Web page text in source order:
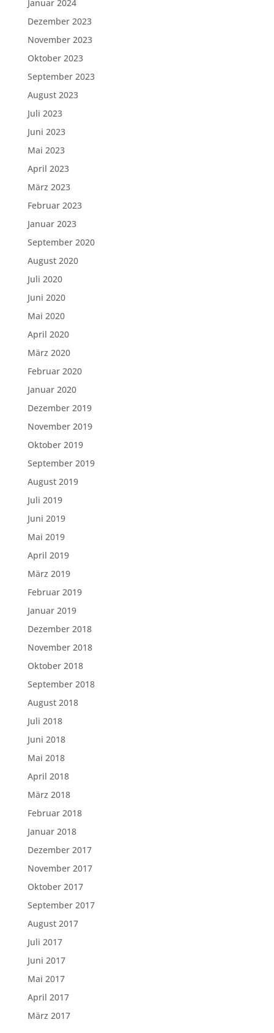
Januar 2024
Dezember 2023
November 2023
Oktober 2023
September 2023
August 2023
Juli 2023
Juni 2023
Mai 2023
April 2023
März 2023
Februar 2023
Januar 2023
September 2020
August 2020
Juli 2020
Juni 2020
Mai 2020
April 2020
März 2020
Februar 2020
Januar 2020
Dezember 2019
November 2019
Oktober 2019
September 2019
August 2019
Juli 2019
Juni 2019
Mai 2019
April 2019
März 2019
Februar 2019
Januar 2019
Dezember 2018
November 2018
Oktober 2018
September 2018
August 2018
Juli 2018
Juni 2018
Mai 2018
April 2018
März 2018
Februar 2018
Januar 2018
Dezember 2017
November 2017
Oktober 2017
September 2017
August 2017
Juli 2017
Juni 2017
Mai 2017
April 2017
März 2017